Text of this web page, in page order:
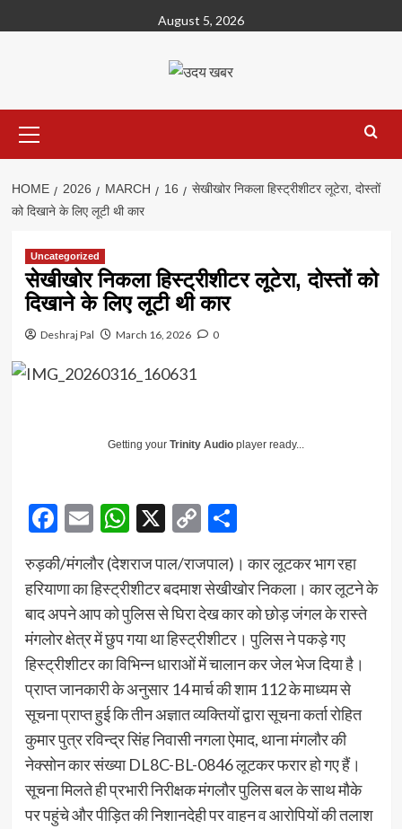
to
August 5, 2026
Menu
HOME 2026 MARCH 16
सेखीखोर निकला हिस्ट्रीशीटर लूटेरा, दोस्तों
को दिखाने के लिए लूटी थी कार
Uncategorized
सेखीखोर निकला हिस्ट्रीशीटर लूटेरा, दोस्तों को
दिखाने के लिए लूटी थी कार
Deshraj Pal March 16, 2026 0
Getting your Trinity Audioplayer ready...
Facebook
EmailWhatsApp
X CopyShare
रुड़की/मंगलौर (देशराज पाल/राजपाल)। कार लूटकर भाग रहा
हरियाणा का हिस्ट्रीशीटर बदमाश सेखीखोर निकला। कार लूटने के
बाद अपने आप को पुलिस से घिरा देख कार को छोड़ जंगल के रास्ते
मंगलोर क्षेत्र में छुप गया था हिस्ट्रीशीटर। पुलिस ने पकड़े गए
हिस्ट्रीशीटर का विभिन्न धाराओं में चालान कर जेल भेज दिया है।
प्राप्त जानकारी के अनुसार 14 मार्च की शाम 112 के माध्यम से
सूचना प्राप्त हुई कि तीन अज्ञात व्यक्तियों द्वारा सूचना कर्ता रोहित
कुमार पुत्र रविन्द्र सिंह निवासी नगला ऐमाद, थाना मंगलौर की
नेक्सोन कार संख्या DL8C-BL-0846 लूटकर फरार हो गए हैं।
सूचना मिलते ही प्रभारी निरीक्षक मंगलौर पुलिस बल के साथ मौके
पर पहुंचे और पीड़ित की निशानदेही पर वाहन व आरोपियों की तलाश